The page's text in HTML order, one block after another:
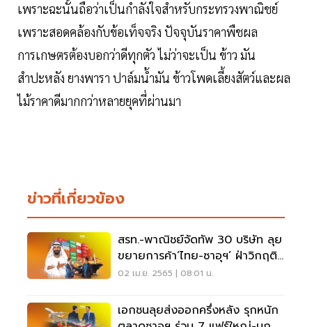
เพราะฉะนั้นถือว่าเป็นกำลังใจสำหรับกระทรวงพาณิชย์
เพราะสอดคล้องกับข้อเท็จจริง ปัจจุบันราคาพืชผล
การเกษตรต้องบอกว่าดีทุกตัว ไม่ว่าจะเป็น ข้าว มัน
สำปะหลัง ยางพารา ปาล์มน้ำมัน ข้าวโพดเลี้ยงสัตว์และผล
ไม้ราคาดีมากกว่าหลายยุคที่ผ่านมา
ข่าวที่เกี่ยวข้อง
สรท.-พาณิชย์จัดทัพ 30 บริษัท ลุย
ขยายการค้า‘ไทย-ซาอุฯ’ ฝ่าวิกฤติ
ยูเครน
02 เม.ย. 2565 | 08:01 น.
เอกชนลุยส่งออกครึ่งหลัง รุกหนัก